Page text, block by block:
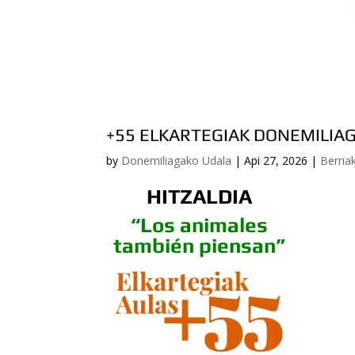
+55 ELKARTEGIAK
by Donemiliagako Udala |Api 27, 2026 |
HITZALDIA
“Los animales
también piensan”